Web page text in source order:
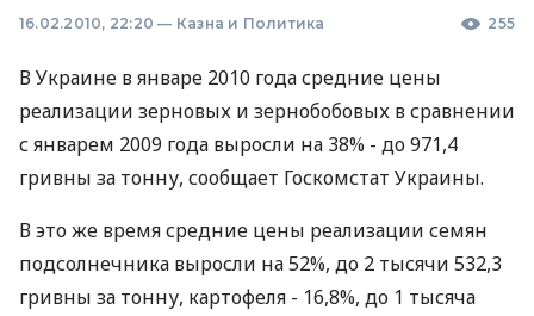
16.02.2010, 22:20 — Казна и Политика 255
В Украине в январе 2010 года средние цены
реализации зерновых и зернобобовых в сравнении
с январем 2009 года выросли на 38% - до 971,4
гривны за тонну, сообщает Госкомстат Украины.
В это же время средние цены реализации семян
подсолнечника выросли на 52%, до 2 тысячи 532,3
гривны за тонну, картофеля - 16,8%, до 1 тысяча